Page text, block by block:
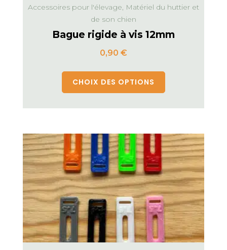
Accessoires pour l'élevage, Matériel du huttier et
de son chien
Bague rigide à vis 12mm
0,90 €
CHOIX DES OPTIONS